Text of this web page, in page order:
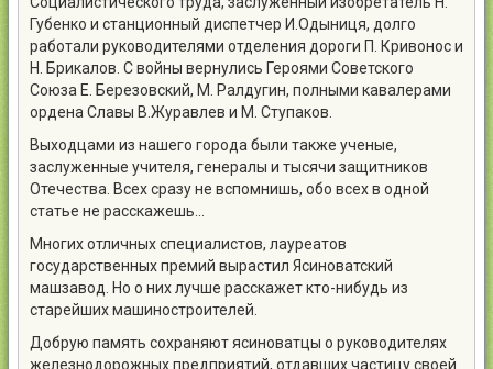
Губенко и станционный диспетчер И.Одыниця, долго
работали руководителями отделения дороги П. Кривонос и
Н. Брикалов. С войны вернулись Героями Советского
Союза Е. Березовский, М. Ралдугин, полными кавалерами
ордена Славы В.Журавлев и М. Ступаков.
Выходцами из нашего города были также ученые,
заслуженные учителя, генералы и тысячи защитников
Отечества. Всех сразу не вспомнишь, обо всех в одной
статье не расскажешь…
Многих отличных специалистов, лауреатов
государственных премий вырастил Ясиноватский
машзавод. Но о них лучше расскажет кто-нибудь из
старейших машиностроителей.
Добрую память сохраняют ясиноватцы о руководителях
железнодорожных предприятий, отдавших частицу своей